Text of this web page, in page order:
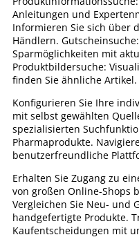
Anleitungen und
Informieren Sie sich über
Händlern.
Sparmöglichkeiten mit
Produktbildersuche:
finden Sie ähnliche Artikel.
Konfigurieren Sie Ihre
mit selbst gewählten
spezialisierten
Pharmaprodukte.
benutzerfreundliche
Erhalten Sie Zugang zu
von großen Online-Shops
Vergleichen Sie Neu- und
handgefertigte Produkte.
Kaufentscheidungen mit